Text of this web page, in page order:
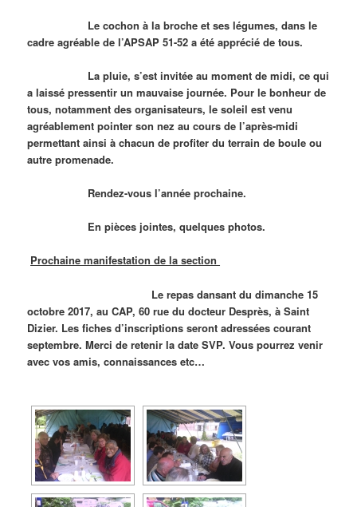
Le cochon à la broche et ses légumes, dans le
cadre agréable de l’APSAP 51-52 a été apprécié de tous.
La pluie, s’est invitée au moment de midi, ce qui
a laissé pressentir un mauvaise journée. Pour le bonheur de
tous, notamment des organisateurs, le soleil est venu
agréablement pointer son nez au cours de l’après-midi
permettant ainsi à chacun de profiter du terrain de boule ou
autre promenade.
Rendez-vous l’année prochaine.
En pièces jointes, quelques photos.
Prochaine manifestation de la section
Le repas dansant du dimanche 15
octobre 2017, au CAP, 60 rue du docteur Desprès, à Saint
Dizier. Les fiches d’inscriptions seront adressées courant
septembre. Merci de retenir la date SVP. Vous pourrez venir
avec vos amis, connaissances etc…